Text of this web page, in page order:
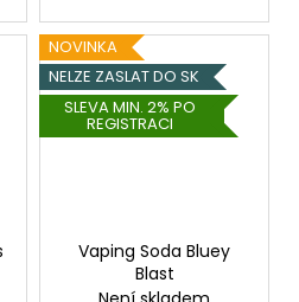
NOVINKA
NELZE ZASLAT DO SK
SLEVA MIN. 2% PO
REGISTRACI
Vaping Soda Bluey
Blast